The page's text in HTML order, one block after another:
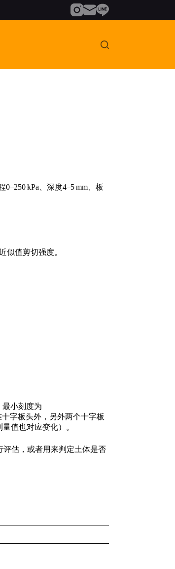
kPa、深度4–5 mm、板
似值剪切强度。
最小刻度为
字板头外，另外两个十字板
值也对应变化）。
估，或者用来判定土体是否